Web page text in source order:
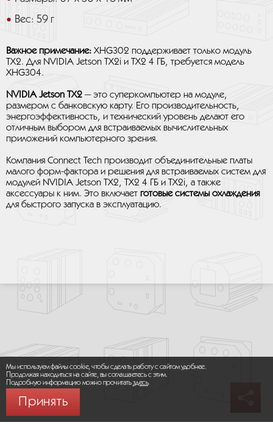
Вес: 59 г
Важное примечание: XHG302 поддерживает только модуль
TX2. Для NVIDIA Jetson TX2i и TX2 4 ГБ, требуется модель
XHG304.
NVIDIA Jetson TX2 — это суперкомпьютер на модуле,
размером с банковскую карту. Его производительность,
энергоэффективность, и технический уровень делают его
отличным выбором для встраиваемых вычислительных
приложений компьютерного зрения.
Компания Connect Tech производит объединительные платы
малого форм-фактора и решения для встраиваемых систем для
модулей NVIDIA Jetson TX2, TX2 4 ГБ и TX2i, а также
аксессуары к ним. Это включает готовые системы охлаждения
для быстрого запуска в эксплуатацию.
Мы используем файлы cookie, чтобы сделать работу с сайтом удобнее.
Продолжая находиться на сайте, вы соглашаетесь с этим.
Подробную информацию можно прочитатьздесь.
Принять